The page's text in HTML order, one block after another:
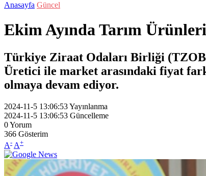
Anasayfa Güncel
Ekim Ayında Tarım
Türkiye Ziraat Odaları Birliği
Üretici ile market arasındaki fiyat
olmaya devam ediyor.
2024-11-5 13:06:53Yayınlanma
2024-11-5 13:06:53 Güncelleme
0Yorum
366 Gösterim
A- A+